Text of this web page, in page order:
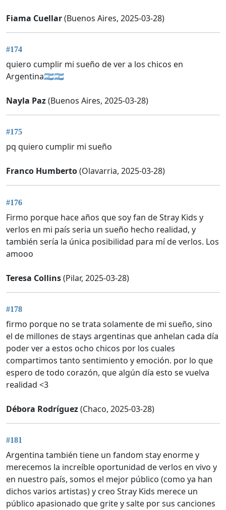
Fiama Cuellar(Buenos Aires, 2025-03-28)
#174
quiero cumplir mi sueño de ver a los chicos en
Argentina🇦🇷🇦🇷
Nayla Paz(Buenos Aires, 2025-03-28)
#175
pq quiero cumplir mi sueño
Franco Humberto(Olavarria, 2025-03-28)
#176
Firmo porque hace años que soy fan de Stray Kids y
verlos en mi país seria un sueño hecho realidad, y
también sería la única posibilidad para mí de verlos. Los
amooo
Teresa Collins(Pilar, 2025-03-28)
#178
firmo porque no se trata solamente de mi sueño, sino
el de millones de stays argentinas que anhelan cada día
poder ver a estos ocho chicos por los cuales
compartimos tanto sentimiento y emoción. por lo que
espero de todo corazón, que algún día esto se vuelva
realidad <3
Débora Rodríguez(Chaco, 2025-03-28)
#181
Argentina también tiene un fandom stay enorme y
merecemos la increíble oportunidad de verlos en vivo y
en nuestro país, somos el mejor público (como ya han
dichos varios artistas) y creo Stray Kids merece un
público apasionado que grite y salte por sus canciones